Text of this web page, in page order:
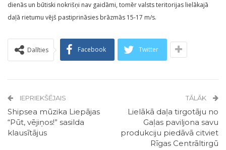
dienās un būtiski nokrišņi nav gaidāmi, tomēr valsts teritorijas lielākajā
daļā rietumu vējš pastiprināsies brāzmās 15-17 m/s.
Dalīties Facebook Twitter
IEPRIEKŠĒJAIS
Shipsea mūzika Liepājas
“Pūt, vējiņos!” sasilda
klausītājus
TĀLĀK
Lielākā daļa tirgotāju no
Gaļas paviljona savu
produkciju piedāvā citviet
Rīgas Centrāltirgū